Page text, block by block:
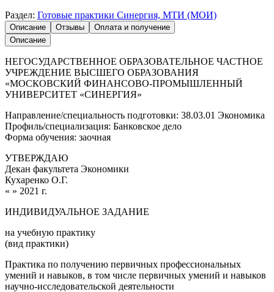
Раздел: Готовые практики Синергия, МТИ (МОИ)
Описание Отзывы
Оплата и получение
Описание
НЕГОСУДАРСТВЕННОЕ ОБРАЗОВАТЕЛЬНОЕ ЧАСТНОЕ
УЧРЕЖДЕНИЕ ВЫСШЕГО ОБРАЗОВАНИЯ
«МОСКОВСКИЙ ФИНАНСОВО-ПРОМЫШЛЕННЫЙ
УНИВЕРСИТЕТ «СИНЕРГИЯ»
Направление/специальность подготовки: 38.03.01 Экономика
Профиль/специализация: Банковское дело
Форма обучения: заочная
УТВЕРЖДАЮ
Декан факультета Экономики
Кухаренко О.Г.
« » 2021 г.
ИНДИВИДУАЛЬНОЕ ЗАДАНИЕ
на учебную практику
(вид практики)
Практика по получению первичных профессиональных
умений и навыков, в том числе первичных умений и навыков
научно-исследовательской деятельности